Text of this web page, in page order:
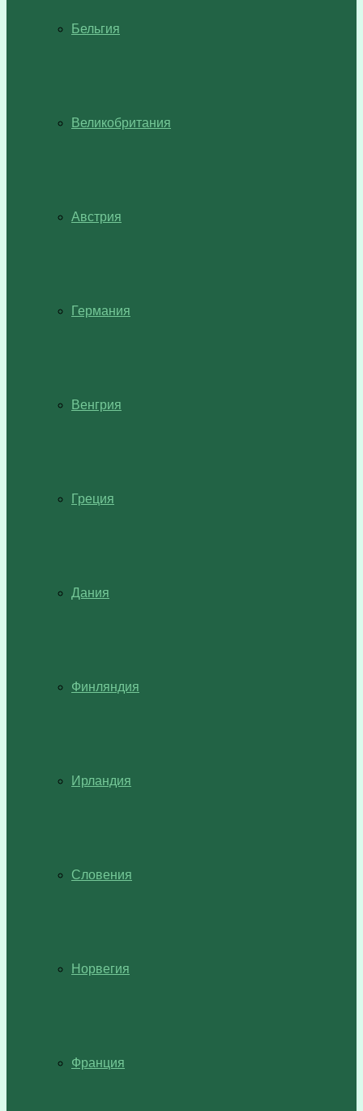
Бельгия
Великобритания
Австрия
Германия
Венгрия
Греция
Дания
Финляндия
Ирландия
Словения
Норвегия
Франция